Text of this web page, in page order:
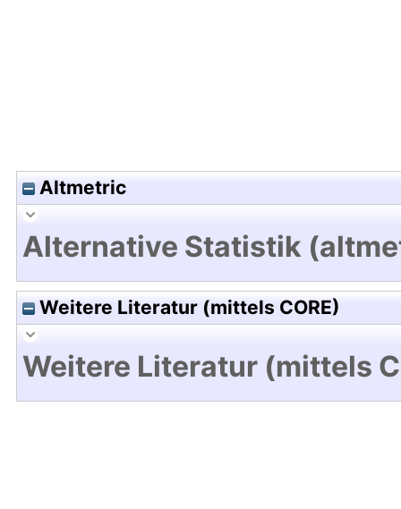
Altmetric
Alternative Statistik
Weitere Literatur (mittels CORE)
Weitere Literatur (mittels